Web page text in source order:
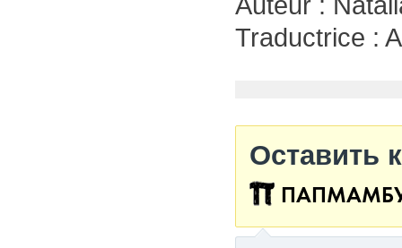
Traductrice :
Оставить